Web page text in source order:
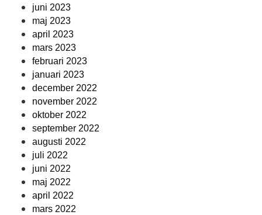
juni 2023
maj 2023
april 2023
mars 2023
februari 2023
januari 2023
december 2022
november 2022
oktober 2022
september 2022
augusti 2022
juli 2022
juni 2022
maj 2022
april 2022
mars 2022